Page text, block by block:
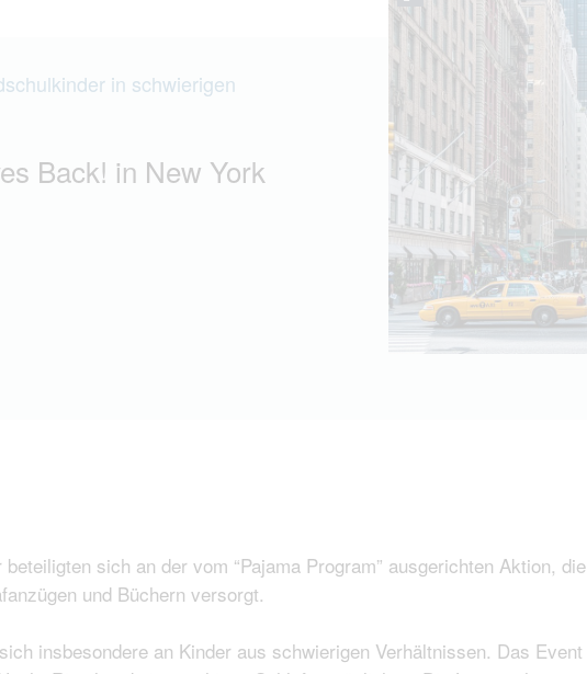
in schwierigen
Back! in New York
sich an der vom “Pajama Program” ausgerichten Aktion, die
und Büchern versorgt.
insbesondere an Kinder aus schwierigen Verhältnissen. Das Event